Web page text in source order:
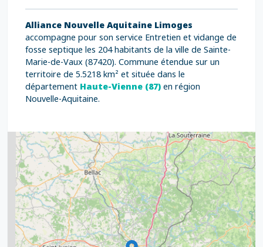
Alliance Nouvelle Aquitaine Limoges
accompagne pour son service Entretien et vidange de
fosse septique les 204 habitants de la ville de Sainte-
Marie-de-Vaux (87420). Commune étendue sur un
territoire de 5.5218 km² et située dans le
département Haute-Vienne (87) en région
Nouvelle-Aquitaine.
2
6
2
9
8
5
11
7